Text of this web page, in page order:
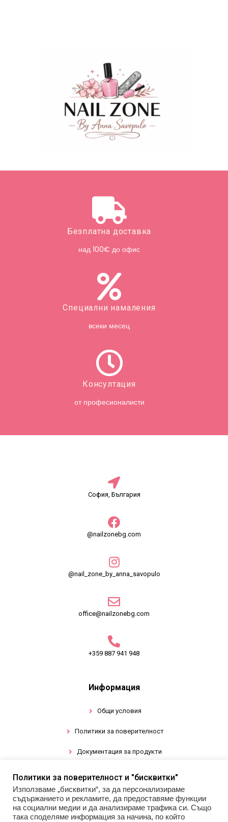
Безплатна доставка
над 100€ до офис
Специални намаления
всеки месец
Консултация
от професионалисти
София, България
@nailzonebg.com
@nail_zone_by_anna_savopulo
office@nailzonebg.com
+359 887 941 948
Информация
Общи условия
Политики за поверителност
Документация за продукти
Промоции
Гел лак
Политики за поверителност и "бисквитки"
Използваме „бисквитки“, за да персонализираме
съдържанието и рекламите, да предоставяме функции
на социални медии и да анализираме трафика си. Също
така споделяме информация за начина, по който